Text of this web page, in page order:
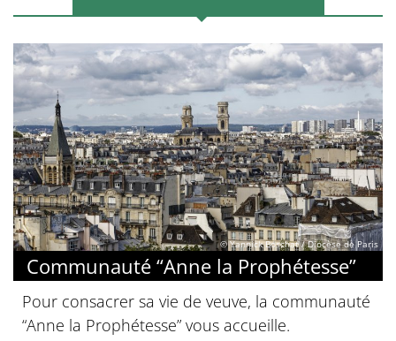
© Yannick Boschat / Diocèse de Paris
Communauté “Anne la Prophétesse”
Pour consacrer sa vie de veuve, la communauté
“Anne la Prophétesse” vous accueille.